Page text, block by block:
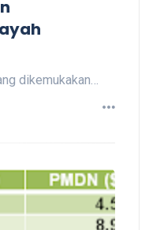
dikemukakan…